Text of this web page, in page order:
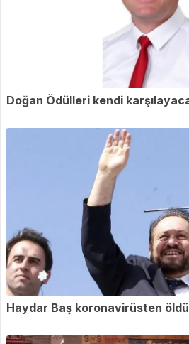
Doğan Ödülleri kendi
Haydar Baş koronavirüsten öldü